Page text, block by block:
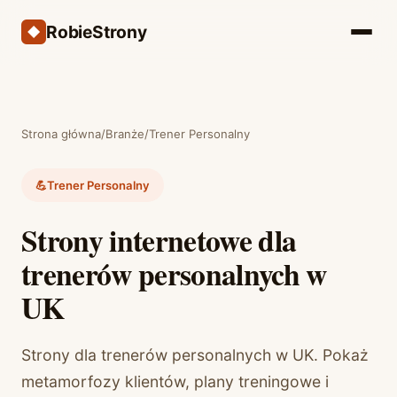
RobieStrony
Strona główna/Branże/Trener Personalny
💪Trener Personalny
Strony internetowe dla
trenerów personalnych w
UK
Strony dla trenerów personalnych w UK. Pokaż
metamorfozy klientów, plany treningowe i